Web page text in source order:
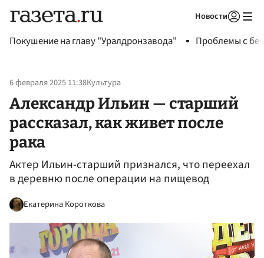
Новости
Покушение на главу "Уралдронзавода" Проблемы с
6 февраля 2025 11:38Культура
Александр Ильин — старший
рассказал, как живет после
рака
Актер Ильин-старший признался, что переехал
в деревню после операции на пищевод
Екатерина Короткова